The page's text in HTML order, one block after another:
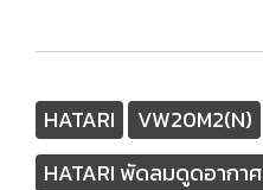
HATARI
VW20M2(N)
HATARI พัดลมดูดอากา